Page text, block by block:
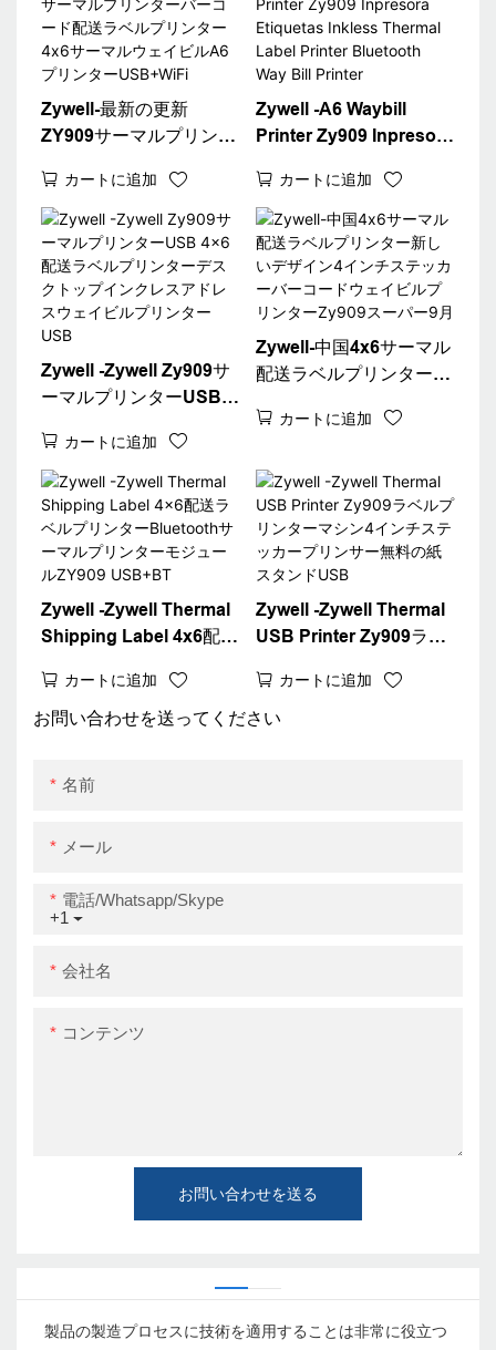
Zywell-最新の更新
ZY909サーマルプリンタ
プリンター4x6サーマル
ウェイビルA6プリンタ
ーUSB+WiFi
カートに追加
Zywell -A6 Waybill
Printer Zy909 Inpresora
Thermal Label Printer
Bluetooth Way Bill
Printer
カートに追加
Zywell -Zywell Zy909サ
ーマルプリンターUSB
ーデスクトップインクレ
スアドレスウェイビルプ
リンターUSB
カートに追加
Zywell-中国4x6サーマル
配送ラベルプリンター新
テッカーバーコードウェ
スーパー9月
カートに追加
Zywell -Zywell Thermal
Shipping Label 4x6配送
Bluetoothサーマルプリ
ンターモジュールZY909
カートに追加
Zywell -Zywell Thermal
USB Printer Zy909ラベ
ンチステッカープリンサ
ー無料の紙スタンドUSB
カートに追加
お問い合わせを送ってください
名前
メール
+1
電話/whatsapp/skype
会社名
コンテンツ
お問い合わせを送る
製品の製造プロセスに技術を適用することは非常に役立つ